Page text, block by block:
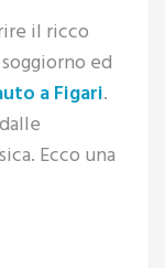
il ricco
ed
a Figari.
Ecco una